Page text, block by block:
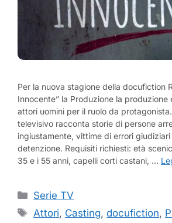
Per la nuova stagione della docufiction
Innocente” la Produzione la produzione
attori uomini per il ruolo da
televisivo racconta storie di persone
ingiustamente, vittime di errori giudiziari
detenzione. Requisiti richiesti: età
35 e i 55 anni, capelli corti castani, …
Categorie
Serie TV
Tag
Attori, Casting,docufiction,